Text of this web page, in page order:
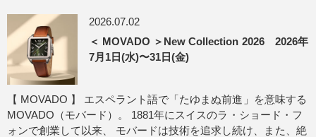
2026.07.02
＜ MOVADO ＞New Collection 2026 2026年
7月1日(水)〜31日(金)
【 MOVADO 】 エスペラント語で「たゆまぬ前進」を意味する
MOVADO（モバード）。 1881年にスイスのラ・ショード・フ
ォンで創業して以来、 モバードは技術を追求し続け、また、絶